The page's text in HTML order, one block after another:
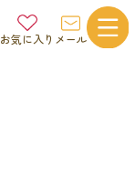
お気に入り メール